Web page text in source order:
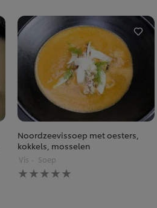
Noordzeevissoep met oesters,
kokkels, mosselen
Vis Soep
Geen
beoordelingen